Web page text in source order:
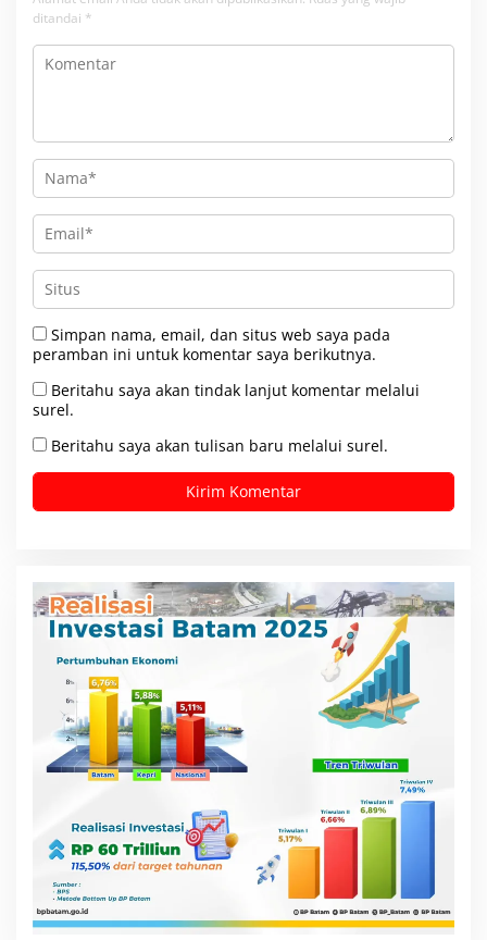
ditandai *
Simpan nama, email, dan situs web saya pada
peramban ini untuk komentar saya berikutnya.
Beritahu saya akan tindak lanjut komentar melalui
surel.
Beritahu saya akan tulisan baru melalui surel.